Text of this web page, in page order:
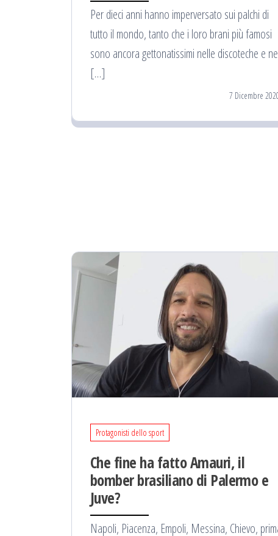
Per dieci anni hanno imperversato sui palchi di
tutto il mondo, tanto che i loro brani più famosi
sono ancora gettonatissimi nelle discoteche e
[…]
7 Dicembre
Protagonisti dello sport
Che fine ha fatto Amauri, il
bomber brasiliano di Palermo e
Juve?
Napoli, Piacenza, Empoli, Messina, Chievo,